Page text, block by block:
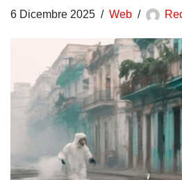
6 Dicembre 2025 Web